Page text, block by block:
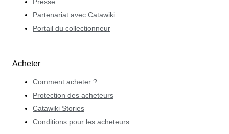
Partenariat avec Catawiki
Portail du collectionneur
Acheter
Comment acheter ?
Protection des acheteurs
Catawiki Stories
Conditions pour les acheteurs